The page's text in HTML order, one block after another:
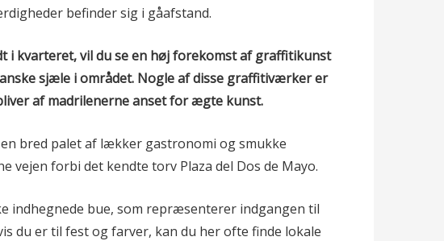
befinder sig i gåafstand.
i kvarteret, vil du se en høj forekomst af graffitikunst
sjæle i området. Nogle af disse graffitiværker er
af madrilenerne anset for ægte kunst.
bred palet af lækker gastronomi og smukke
vejen forbi det kendte torv Plaza del Dos de Mayo.
indhegnede bue, som repræsenterer indgangen til
du er til fest og farver, kan du her ofte finde lokale